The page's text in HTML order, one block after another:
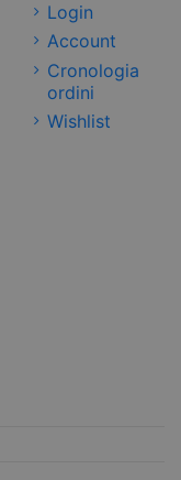
Login
Account
Cronologia
ordini
Wishlist